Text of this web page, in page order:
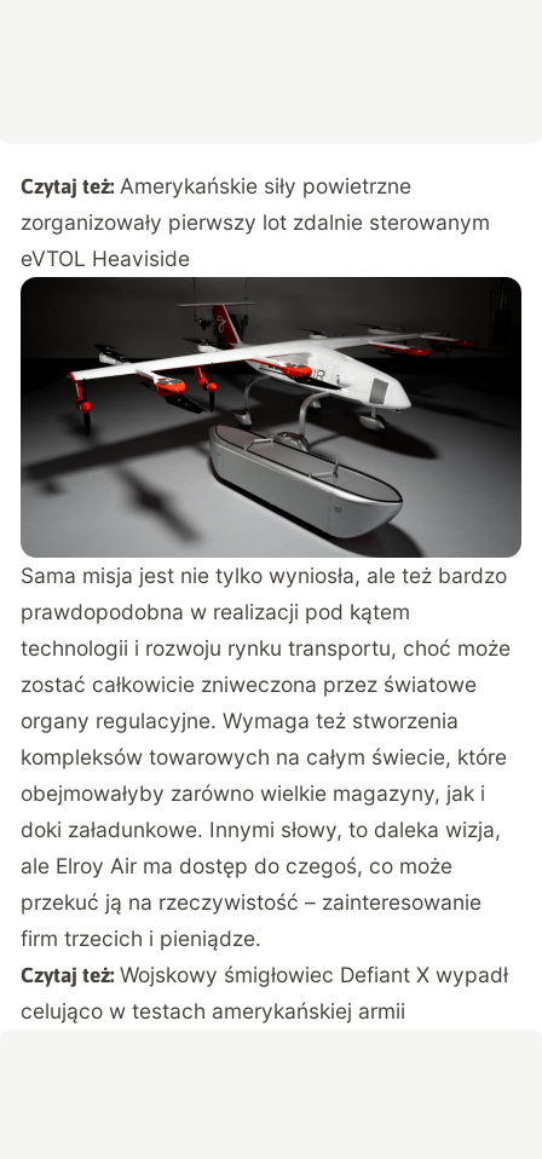
Czytaj też: Amerykańskie siły powietrzne
zorganizowały pierwszy lot zdalnie sterowanym
eVTOL Heaviside
Sama misja jest nie tylko wyniosła, ale też bardzo
prawdopodobna w realizacji pod kątem
technologii i rozwoju rynku transportu, choć może
zostać całkowicie zniweczona przez światowe
organy regulacyjne. Wymaga też stworzenia
kompleksów towarowych na całym świecie, które
obejmowałyby zarówno wielkie magazyny, jak i
doki załadunkowe. Innymi słowy, to daleka wizja,
ale Elroy Air ma dostęp do czegoś, co może
przekuć ją na rzeczywistość – zainteresowanie
firm trzecich i pieniądze.
Czytaj też: Wojskowy śmigłowiec Defiant X wypadł
celująco w testach amerykańskiej armii